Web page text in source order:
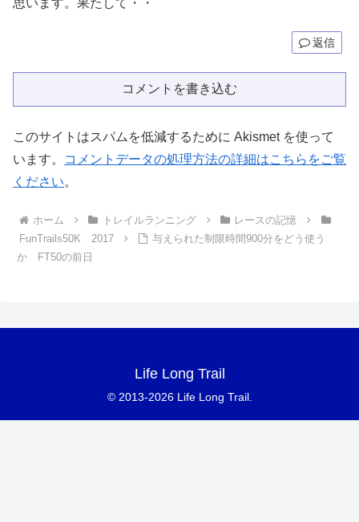
思います。果たして・・
返信
コメントを書き込む
このサイトはスパムを低減するために Akismet を使って
います。
コメントデータの処理方法の詳細はこちらをご覧
ください。
ホーム トレイルランニング
レースの記憶
FunTrails50K 2017
与えられた制限時間900分をどう使う
か FT50の前日
Life Long Trail
© 2013-2026 Life Long Trail.